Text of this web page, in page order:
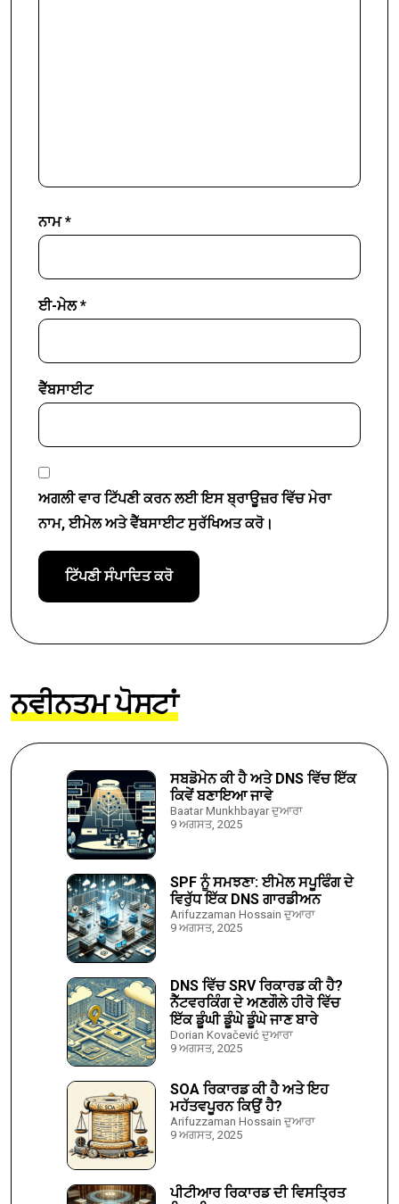
ਨਾਮ*
ਈ-ਮੇਲ*
ਵੈੱਬਸਾਈਟ
ਅਗਲੀ ਵਾਰ ਟਿੱਪਣੀ ਕਰਨ ਲਈ ਇਸ ਬ੍ਰਾਊਜ਼ਰ ਵਿੱਚ ਮੇਰਾ
ਨਾਮ, ਈਮੇਲ ਅਤੇ ਵੈੱਬਸਾਈਟ ਸੁਰੱਖਿਅਤ ਕਰੋ।
ਨਵੀਨਤਮ ਪੋਸਟਾਂ
ਸਬਡੋਮੇਨ ਕੀ ਹੈ ਅਤੇ DNS ਵਿੱਚ ਇੱਕ
ਕਿਵੇਂ ਬਣਾਇਆ ਜਾਵੇ
Baatar Munkhbayar ਦੁਆਰਾ
9 ਅਗਸਤ, 2025
SPF ਨੂੰ ਸਮਝਣਾ: ਈਮੇਲ ਸਪੂਫਿੰਗ ਦੇ
ਵਿਰੁੱਧ ਇੱਕ DNS ਗਾਰਡੀਅਨ
Arifuzzaman Hossain ਦੁਆਰਾ
9 ਅਗਸਤ, 2025
DNS ਵਿੱਚ SRV ਰਿਕਾਰਡ ਕੀ ਹੈ?
ਨੈੱਟਵਰਕਿੰਗ ਦੇ ਅਣਗੌਲੇ ਹੀਰੋ ਵਿੱਚ
ਇੱਕ ਡੂੰਘੀ ਡੂੰਘੇ ਡੂੰਘੇ ਜਾਣ ਬਾਰੇ
Dorian Kovačević ਦੁਆਰਾ
9 ਅਗਸਤ, 2025
SOA ਰਿਕਾਰਡ ਕੀ ਹੈ ਅਤੇ ਇਹ
ਮਹੱਤਵਪੂਰਨ ਕਿਉਂ ਹੈ?
Arifuzzaman Hossain ਦੁਆਰਾ
9 ਅਗਸਤ, 2025
ਪੀਟੀਆਰ ਰਿਕਾਰਡ ਦੀ ਵਿਸਤ੍ਰਿਤ